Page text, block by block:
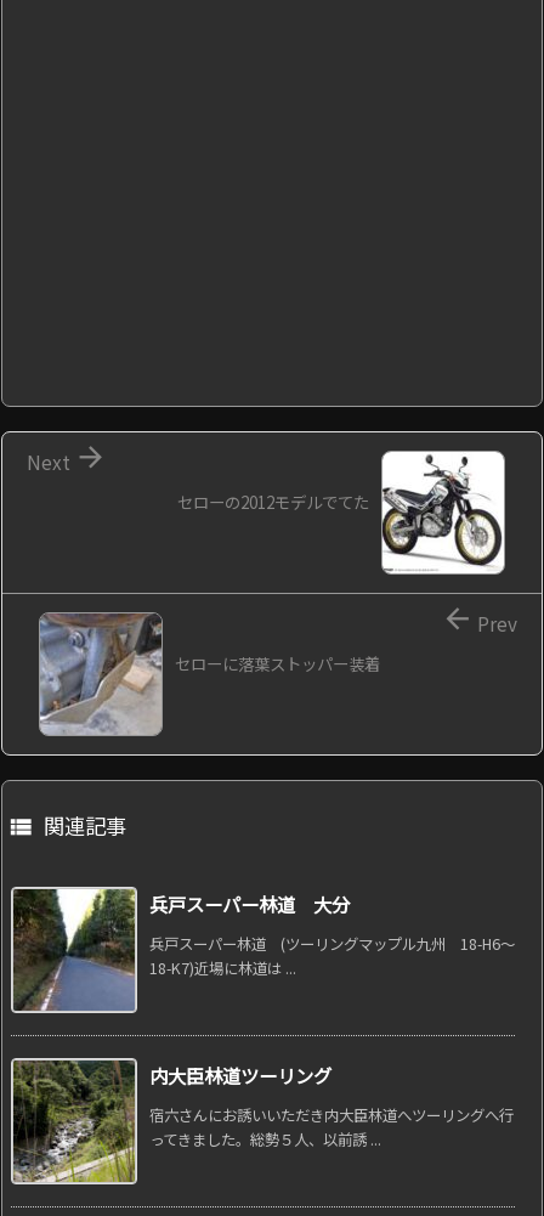
セローの2012モデルでてた

Next
セローに落葉ストッパー装着
 Prev
 関連記事
兵戸スーパー林道 大分
兵戸スーパー林道 (ツーリングマップル九州 18-H6～
18-K7)近場に林道は ...
内大臣林道ツーリング
宿六さんにお誘いいただき内大臣林道へツーリングへ行
ってきました。総勢５人、以前誘 ...